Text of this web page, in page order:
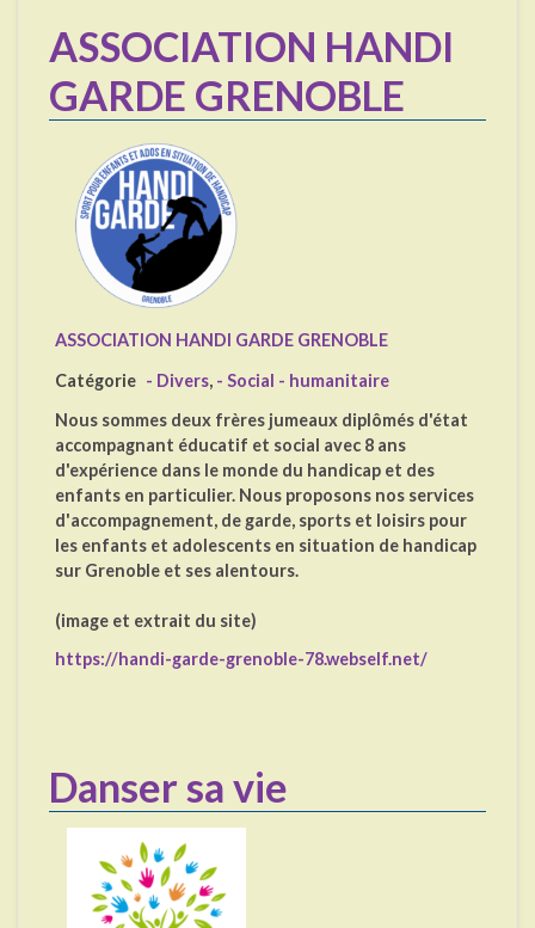
ASSOCIATION HANDI
GARDE GRENOBLE
ASSOCIATION HANDI GARDE GRENOBLE
Catégorie - Divers, - Social - humanitaire
Nous sommes deux frères jumeaux diplômés d'état
accompagnant éducatif et social avec 8 ans
d'expérience dans le monde du handicap et des
enfants en particulier. Nous proposons nos services
d'accompagnement, de garde, sports et loisirs pour
les enfants et adolescents en situation de handicap
sur Grenoble et ses alentours.
(image et extrait du site)
https://handi-garde-grenoble-78.webself.net/
Danser sa vie